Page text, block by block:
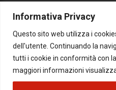
Informativa Privacy
Questo sito web utilizza i
dell'utente. Continuando la
tutti i cookie in conformità con
maggiori informazioni
Per la
HOMEPAGE COOKIE POLICY